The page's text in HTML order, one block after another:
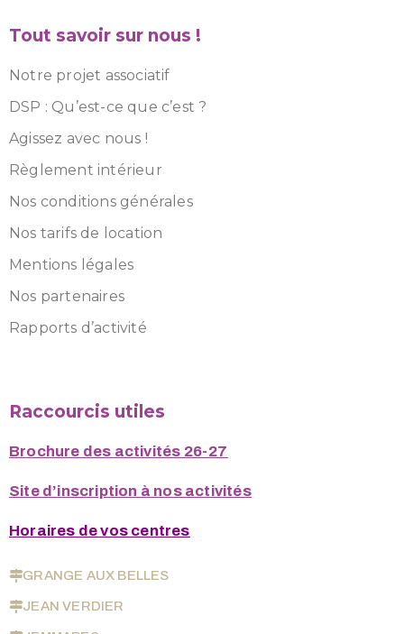
Tout savoir sur nous !
Notre projet associatif
DSP : Qu’est-ce que c’est ?
Agissez avec nous !
Règlement intérieur
Nos conditions générales
Nos tarifs de location
Mentions légales
Nos partenaires
Rapports d’activité
Raccourcis utiles
Brochure des activités 26-27
Site d’inscription à nos activités
Horaires de vos centres
GRANGE AUX BELLES
JEAN VERDIER